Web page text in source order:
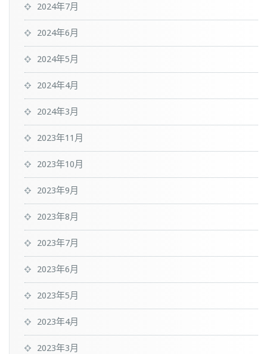
2024年7月
2024年6月
2024年5月
2024年4月
2024年3月
2023年11月
2023年10月
2023年9月
2023年8月
2023年7月
2023年6月
2023年5月
2023年4月
2023年3月